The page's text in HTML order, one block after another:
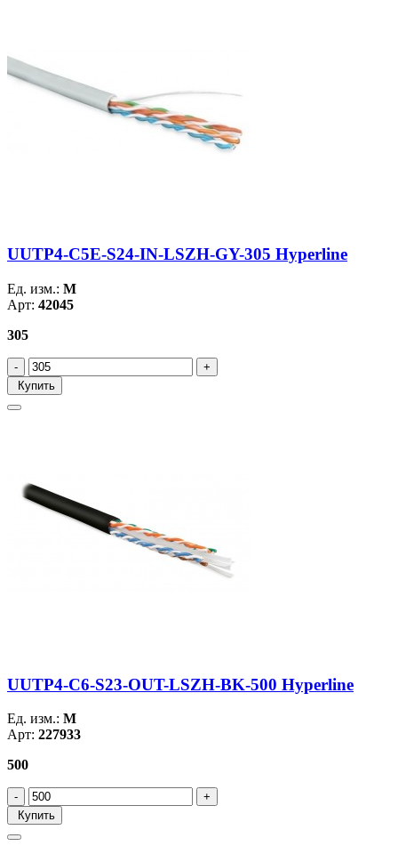
UUTP4-C5E-S24-IN-LSZH-GY-305 Hyperline
Ед. изм.: М
Арт: 42045
305
Купить
UUTP4-C6-S23-OUT-LSZH-BK-500 Hyperline
Ед. изм.: М
Арт: 227933
500
Купить